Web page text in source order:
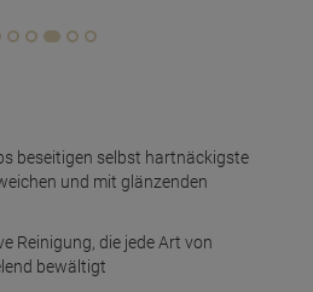
beseitigen selbst hartnäckigste
und mit glänzenden
Reinigung, die jede Art von
bewältigt